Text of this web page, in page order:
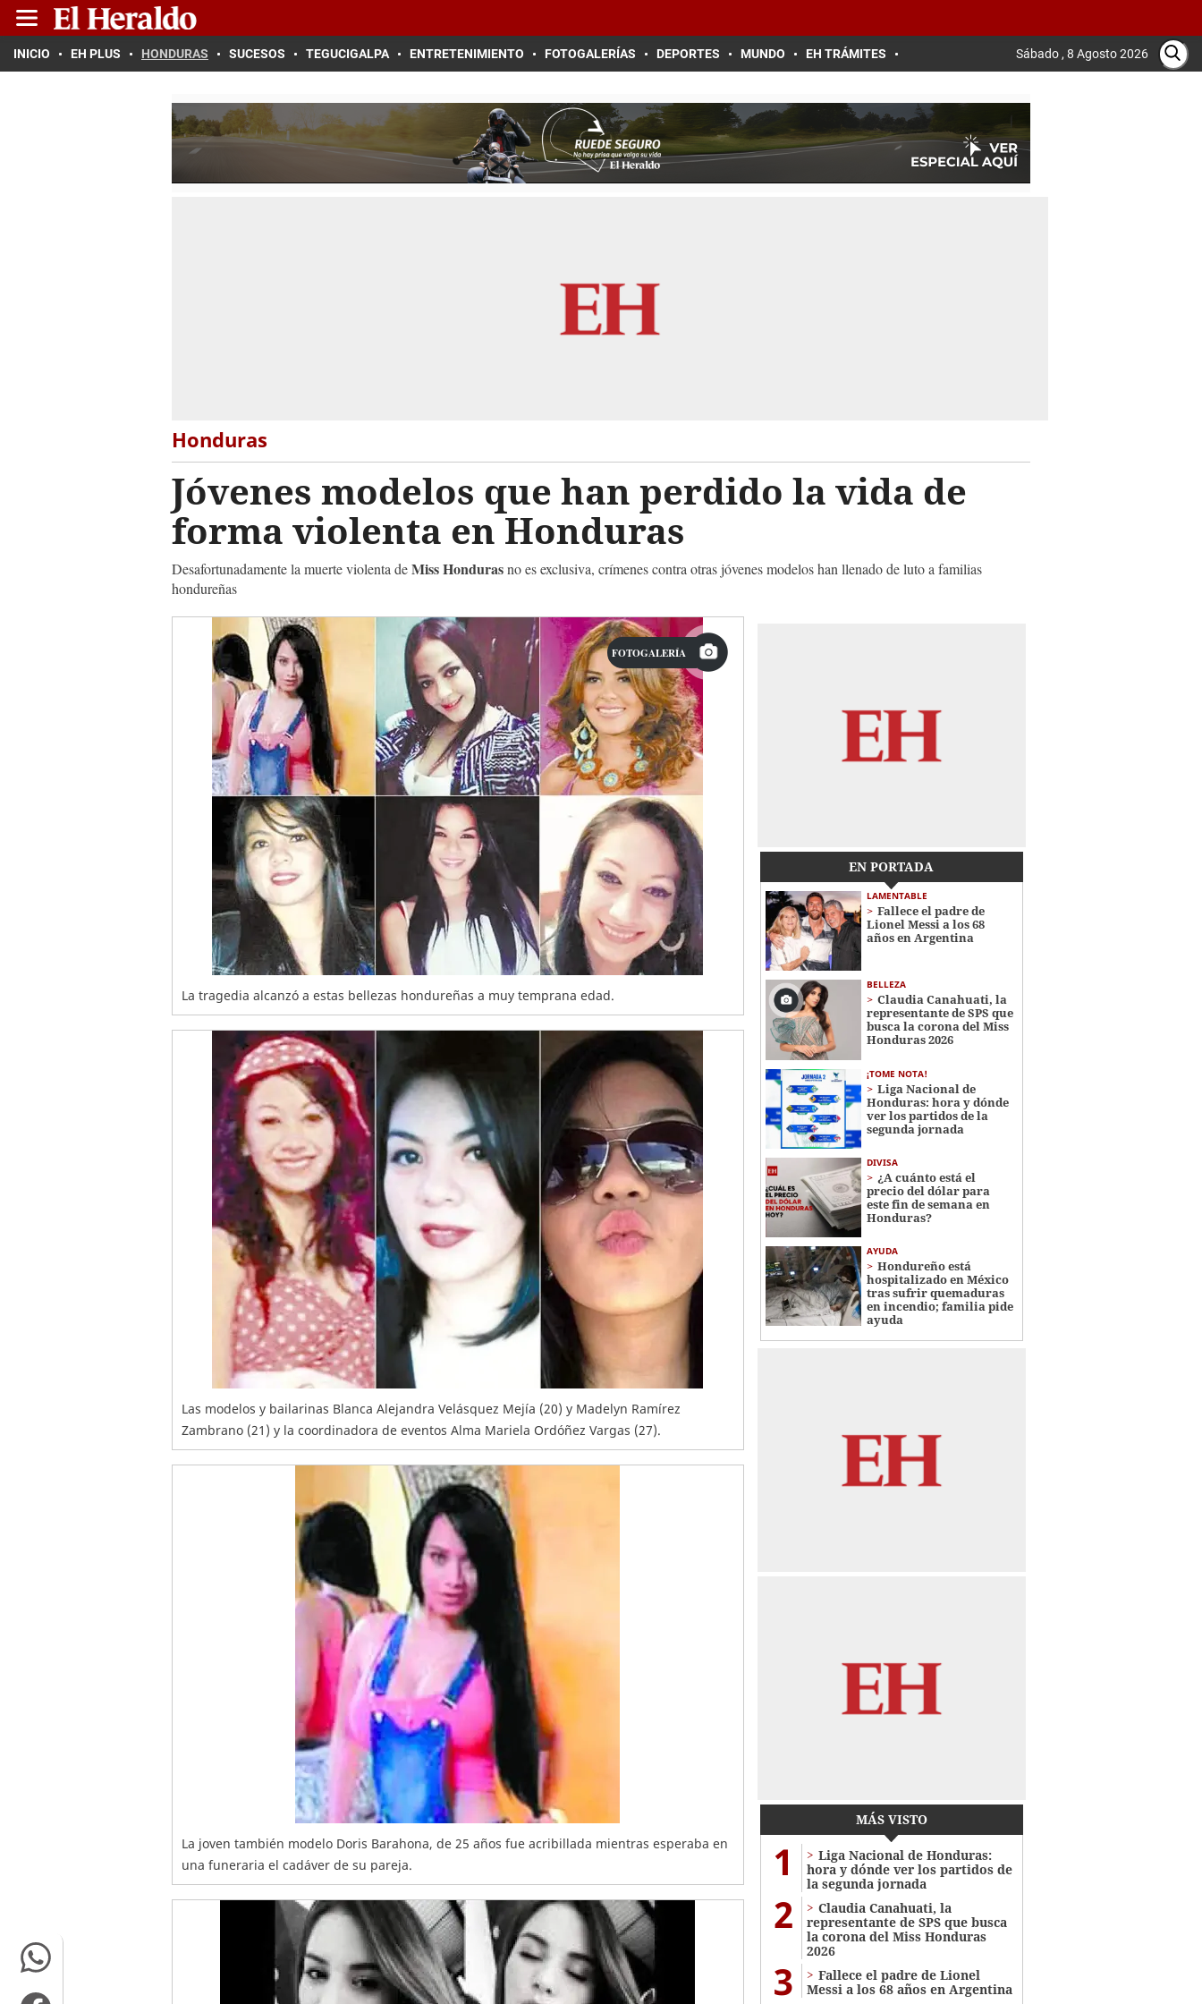
INICIO EH PLUS HONDURAS SUCESOS TEGUCIGALPA ENTRETENIMIENTO FOTOGALERÍAS DEPORTES MUNDO EH TRÁMITES Sábado , 8 Agosto 2026
Honduras
Jóvenes modelos que han perdido la vida de
forma violenta en Honduras
Desafortunadamente la muerte violenta deMiss Hondurasno es exclusiva, crímenes contra otras jóvenes modelos han llenado de luto a familias
hondureñas
FOTOGALERÍA
La tragedia alcanzó a estas bellezas hondureñas a muy temprana edad.
Las modelos y bailarinas Blanca Alejandra Velásquez Mejía (20) y Madelyn Ramírez
Zambrano (21) y la coordinadora de eventos Alma Mariela Ordóñez Vargas (27).
La joven también modelo Doris Barahona, de 25 años fue acribillada mientras esperaba en
una funeraria el cadáver de su pareja.
EN PORTADA
LAMENTABLE
Fallece el padre de
Lionel Messi a los 68
años en Argentina
BELLEZA
Claudia Canahuati, la
representante de SPS que
busca la corona del Miss
Honduras 2026
¡TOME NOTA!
Liga Nacional de
Honduras: hora y dónde
ver los partidos de la
segunda jornada
DIVISA
¿A cuánto está el
precio del dólar para
este fin de semana en
Honduras?
AYUDA
Hondureño está
hospitalizado en México
tras sufrir quemaduras
en incendio; familia pide
ayuda
MÁS VISTO
1
Liga Nacional de Honduras:
hora y dónde ver los partidos de
la segunda jornada
2
Claudia Canahuati, la
representante de SPS que busca
la corona del Miss Honduras
2026
3
Fallece el padre de Lionel
Messi a los 68 años en Argentina